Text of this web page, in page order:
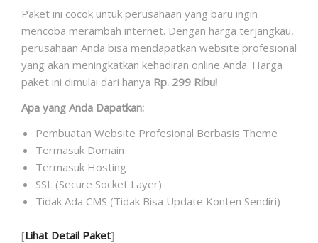
Paket ini cocok untuk perusahaan yang baru ingin
mencoba merambah internet. Dengan harga terjangkau,
perusahaan Anda bisa mendapatkan website profesional
yang akan meningkatkan kehadiran online Anda. Harga
paket ini dimulai dari hanya Rp. 299 Ribu!
Apa yang Anda Dapatkan:
Pembuatan Website Profesional Berbasis Theme
Termasuk Domain
Termasuk Hosting
SSL (Secure Socket Layer)
Tidak Ada CMS (Tidak Bisa Update Konten Sendiri)
[Lihat Detail Paket]